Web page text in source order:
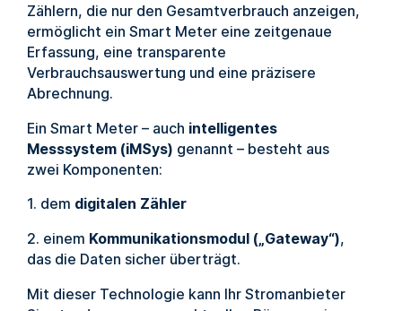
Zählern, die nur den Gesamtverbrauch anzeigen,
ermöglicht ein Smart Meter eine zeitgenaue
Erfassung, eine transparente
Verbrauchsauswertung und eine präzisere
Abrechnung.
Ein Smart Meter – auch intelligentes
Messsystem (iMSys) genannt – besteht aus
zwei Komponenten:
1. dem digitalen Zähler
2. einem Kommunikationsmodul („Gateway“),
das die Daten sicher überträgt.
Mit dieser Technologie kann Ihr Stromanbieter